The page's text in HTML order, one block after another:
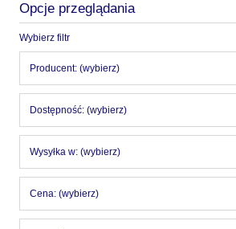
Opcje przeglądania
Wybierz filtr
Producent: (wybierz)
Dostępność: (wybierz)
Wysyłka w: (wybierz)
Cena: (wybierz)